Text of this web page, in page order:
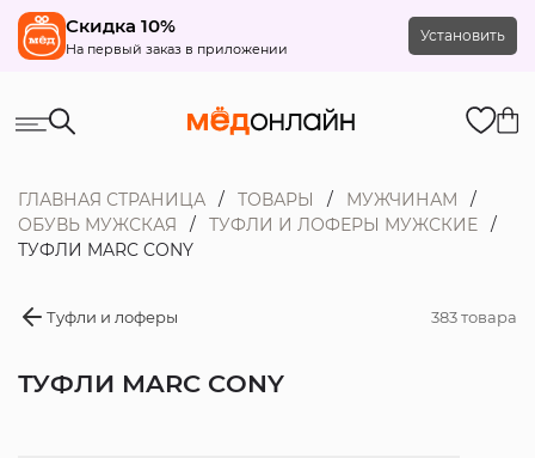
Скидка 10%
На первый заказ в приложении
Установить
ГЛАВНАЯ СТРАНИЦА ТОВАРЫ
МУЖЧИНАМ
ОБУВЬ МУЖСКАЯ
ТУФЛИ И ЛОФЕРЫ МУЖСКИЕ
ТУФЛИ MARC CONY
Туфли и лоферы 383 товара
ТУФЛИ MARC CONY